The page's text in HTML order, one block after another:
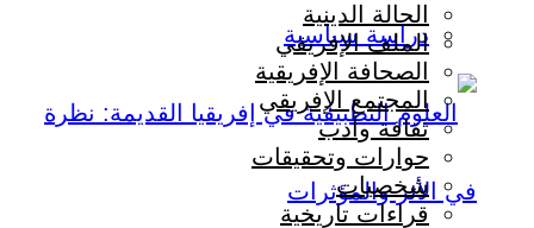
دراسة سياسية
الحالة الدينية
الملف الإفريقي
الصحافة الإفريقية
المجتمع الإفريقي
ثقافة وأدب
حوارات وتحقيقات
شخصيات
قراءات تاريخية